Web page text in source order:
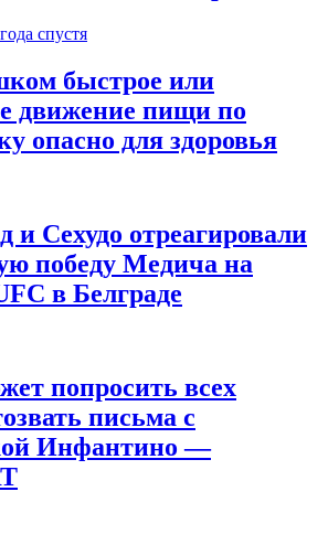
спустя
быстрое или
движение пищи по
опасно для здоровья
Сехудо отреагировали
победу Медича на
в Белграде
попросить всех
письма с
Инфантино —